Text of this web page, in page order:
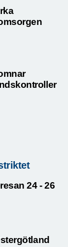
24 - 26